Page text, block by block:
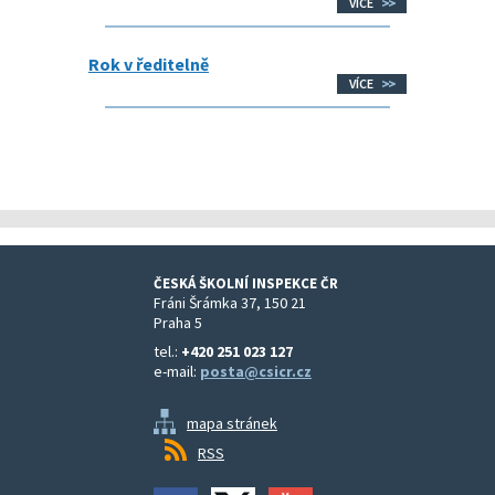
Rok v ředitelně
VÍCE
ČESKÁ ŠKOLNÍ INSPEKCE ČR
Fráni Šrámka 37, 150 21
Praha 5
tel.: +420 251 023 127
e-mail: posta@csicr.cz
mapa stránek
RSS